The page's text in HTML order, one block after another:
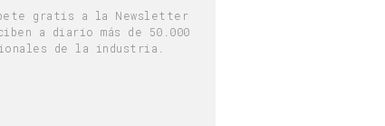
gratis a la Newsletter
a diario más de 50.000
de la industria.